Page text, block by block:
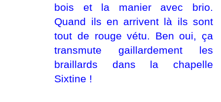
bois et la manier avec brio.
Quand ils en arrivent là ils sont
tout de rouge vétu. Ben oui, ça
transmute gaillardement les
braillards dans la chapelle
Sixtine !